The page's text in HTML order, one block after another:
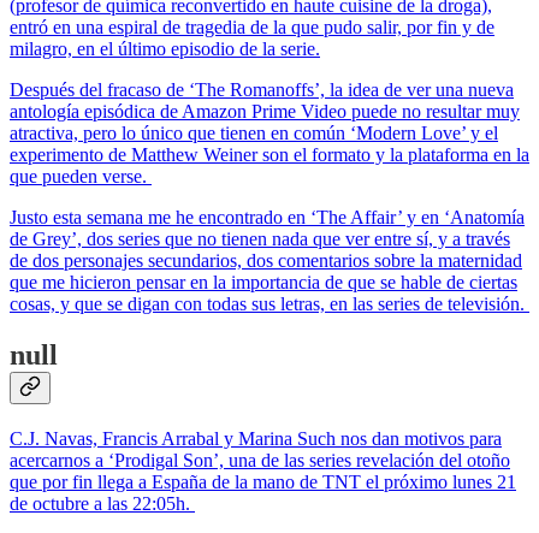
(profesor de química reconvertido en haute cuisine de la droga),
entró en una espiral de tragedia de la que pudo salir, por fin y de
milagro, en el último episodio de la serie.
Después del fracaso de ‘The Romanoffs’, la idea de ver una nueva
antología episódica de Amazon Prime Video puede no resultar muy
atractiva, pero lo único que tienen en común ‘Modern Love’ y el
experimento de Matthew Weiner son el formato y la plataforma en la
que pueden verse.
Justo esta semana me he encontrado en ‘The Affair’ y en ‘Anatomía
de Grey’, dos series que no tienen nada que ver entre sí, y a través
de dos personajes secundarios, dos comentarios sobre la maternidad
que me hicieron pensar en la importancia de que se hable de ciertas
cosas, y que se digan con todas sus letras, en las series de televisión.
null
C.J. Navas, Francis Arrabal y Marina Such nos dan motivos para
acercarnos a ‘Prodigal Son’, una de las series revelación del otoño
que por fin llega a España de la mano de TNT el próximo lunes 21
de octubre a las 22:05h.